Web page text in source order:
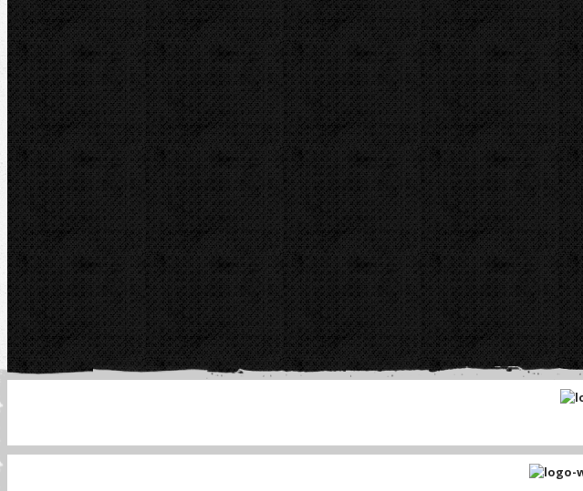
Telefon obj.:
602 719 020
Telefon fakt.:
608 719 020
E-mail:
nipo@nipo.cz
Platební brána GOPAY